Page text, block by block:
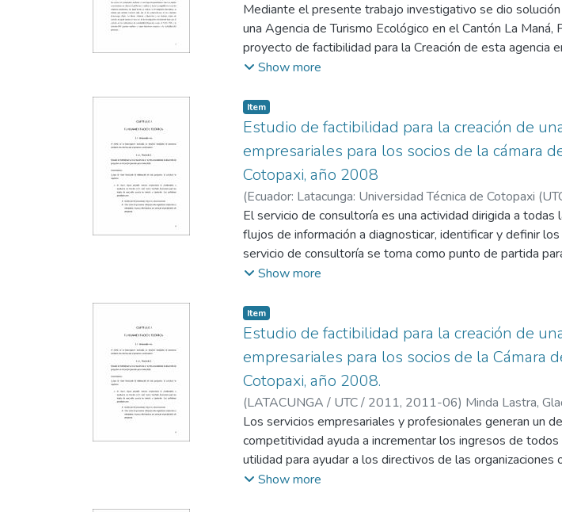
Neto, Mayra Elizeth;Guerrero Chicaiza, Nelson Fernando
Mediante el presente trabajo investigativo se dio
una Agencia de Turismo Ecológico en el Cantón La
proyecto de factibilidad para la Creación de esta agencia
requerimientos de los clientes del entorno durante el
muestra representativa para la aplicación de encuestas,
departamento de cultura de la I. Municipalidad y dueños
inductivo que va de lo particular a lo general, utilizando
estudió la Agencia de Turismo en sus partes y
consolidarlo, y por último el método estadístico que
rentabilidad del proyecto apoyados de la matriz de marco
estudio económico, evaluación financiera y económica e
de proyectos como este que ayuden al desarrollo de los
Show more
Item
Estudio de factibilidad para la creación de
empresariales para los socios de la cámara
Cotopaxi, año 2008
(Ecuador: Latacunga: Universidad Técnica de Cotopaxi
Chicaiza, Nelson Fernando
El servicio de consultoría es una actividad dirigida a
flujos de información a diagnosticar, identificar y definir
servicio de consultoría se toma como punto de partida
de los Socios de la Cámara de Comercio. En la
plantea un estudio de factibilidad para la creación de una
Show more
Item
Estudio de factibilidad para la creación de
empresariales para los socios de la Cámara
Cotopaxi, año 2008.
(LATACUNGA / UTC / 2011, 2011-06) Minda Lastra,
Los servicios empresariales y profesionales generan un
competitividad ayuda a incrementar los ingresos de
utilidad para ayudar a los directivos de las
que afectan a sus organizaciones para alcanzar sus
Show more